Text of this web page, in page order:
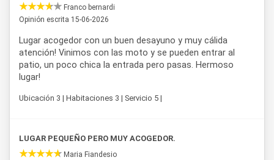
Saltaes optar por una base cómoda y auténtica para
explorar losValles Calchaquíes
de altura, conocer la Ruta 40 y descubrir de cerca la
tranquilidad de uno de los pueblos más pintorescos del
noroeste argentino.
Franco bernardi
Opinión escrita 15-06-2026
Lugar acogedor con un buen desayuno y muy cálida
atención! Vinimos con las moto y se pueden entrar al
patio, un poco chica la entrada pero pasas. Hermoso
lugar!
Ubicación 3 | Habitaciones 3 | Servicio 5 |
LUGAR PEQUEÑO PERO MUY ACOGEDOR.
Maria Fiandesio